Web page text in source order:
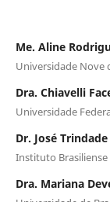
Me. Aline
Universidade Nove
Dra. Chiavelli
Universidade
Dr. José
Instituto
Dra. Mariana